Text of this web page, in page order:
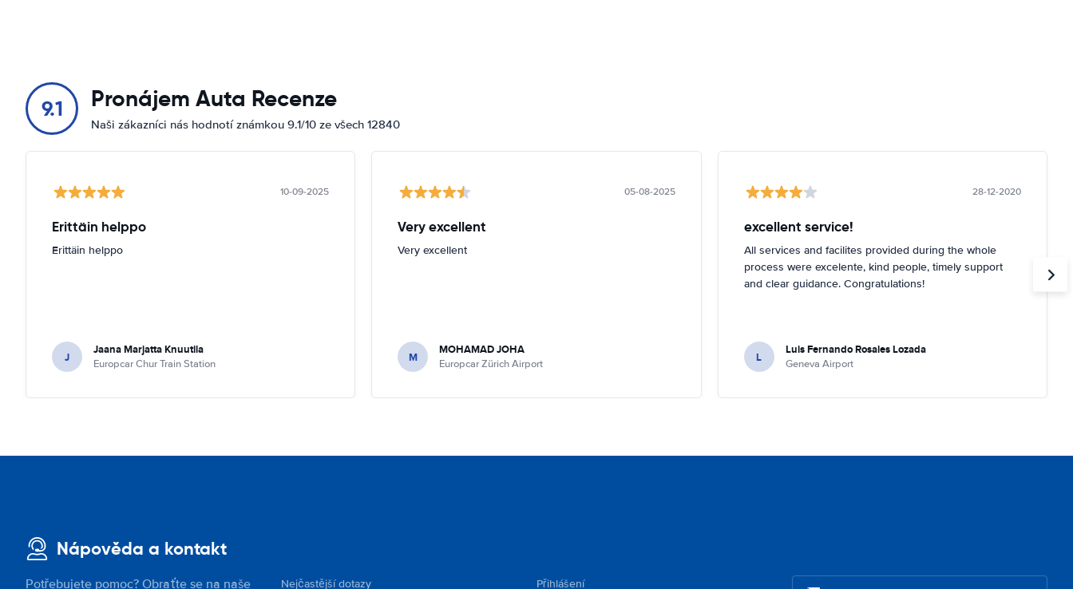
9.1 Pronájem Auta Recenze
Naši zákazníci nás hodnotí známkou 9.1/10 ze všech 12840
10-09-2025
Erittäin helppo
Erittäin helppo
J Jaana Marjatta Knuutila
Europcar Chur Train Station
05-08-2025
Very excellent
Very excellent
M MOHAMAD JOHA
Europcar Zürich Airport
28-12-2020
excellent service!
All services and facilites provided during the whole
process were excelente, kind people, timely support
and clear guidance. Congratulations!
L Luis Fernando Rosales Lozada
Geneva Airport
Nápověda a kontakt
Potřebujete pomoc? Obraťte se na naše Nejčastější dotazy Přihlášení